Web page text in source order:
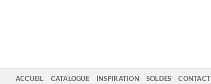
ACCUEIL CATALOGUE INSPIRATION SOLDES CONTACT